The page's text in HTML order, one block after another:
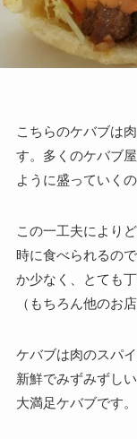
こちらのケバブは
す。多くのケバブ
ように盛っていく
この一工夫により
時に食べられるの
か少なく、とても
（もちろん他のお
ケバブは肉のスパ
新鮮でみずみずし
大満足ケバブです。